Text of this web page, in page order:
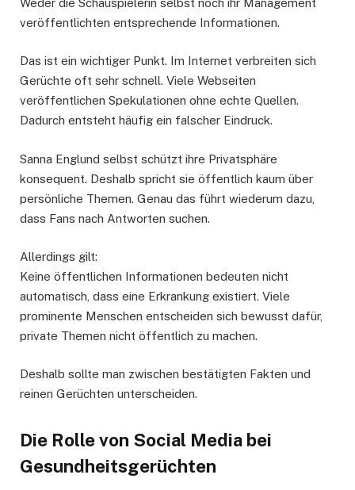
Weder die Schauspielerin selbst noch ihr Management
veröffentlichten entsprechende Informationen.
Das ist ein wichtiger Punkt. Im Internet verbreiten sich
Gerüchte oft sehr schnell. Viele Webseiten
veröffentlichen Spekulationen ohne echte Quellen.
Dadurch entsteht häufig ein falscher Eindruck.
Sanna Englund selbst schützt ihre Privatsphäre
konsequent. Deshalb spricht sie öffentlich kaum über
persönliche Themen. Genau das führt wiederum dazu,
dass Fans nach Antworten suchen.
Allerdings gilt:
Keine öffentlichen Informationen bedeuten nicht
automatisch, dass eine Erkrankung existiert. Viele
prominente Menschen entscheiden sich bewusst dafür,
private Themen nicht öffentlich zu machen.
Deshalb sollte man zwischen bestätigten Fakten und
reinen Gerüchten unterscheiden.
Die Rolle von Social Media bei
Gesundheitsgerüchten